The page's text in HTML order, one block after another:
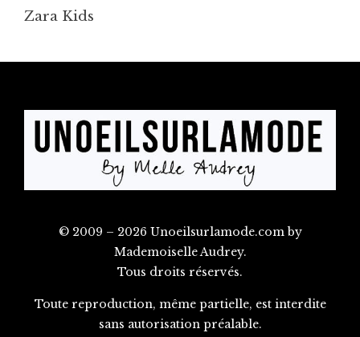
Zara Kids
© 2009 – 2026 Unoeilsurlamode.com by
Mademoiselle Audrey.
Tous droits réservés.
Toute reproduction, même partielle, est interdite
sans autorisation préalable.